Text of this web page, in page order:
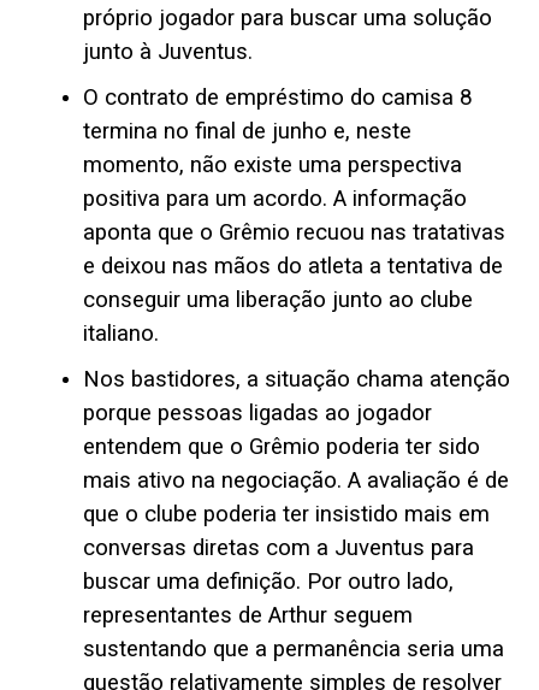
próprio jogador para buscar uma solução
junto à Juventus.
O contrato de empréstimo do camisa 8
termina no final de junho e, neste
momento, não existe uma perspectiva
positiva para um acordo. A informação
aponta que o Grêmio recuou nas tratativas
e deixou nas mãos do atleta a tentativa de
conseguir uma liberação junto ao clube
italiano.
Nos bastidores, a situação chama atenção
porque pessoas ligadas ao jogador
entendem que o Grêmio poderia ter sido
mais ativo na negociação. A avaliação é de
que o clube poderia ter insistido mais em
conversas diretas com a Juventus para
buscar uma definição. Por outro lado,
representantes de Arthur seguem
sustentando que a permanência seria uma
questão relativamente simples de resolver